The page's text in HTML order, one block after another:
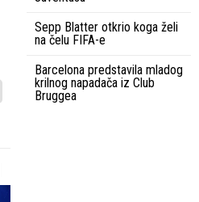
Sepp Blatter otkrio koga želi
na čelu FIFA-e
Barcelona predstavila mladog
krilnog napadača iz Club
Bruggea